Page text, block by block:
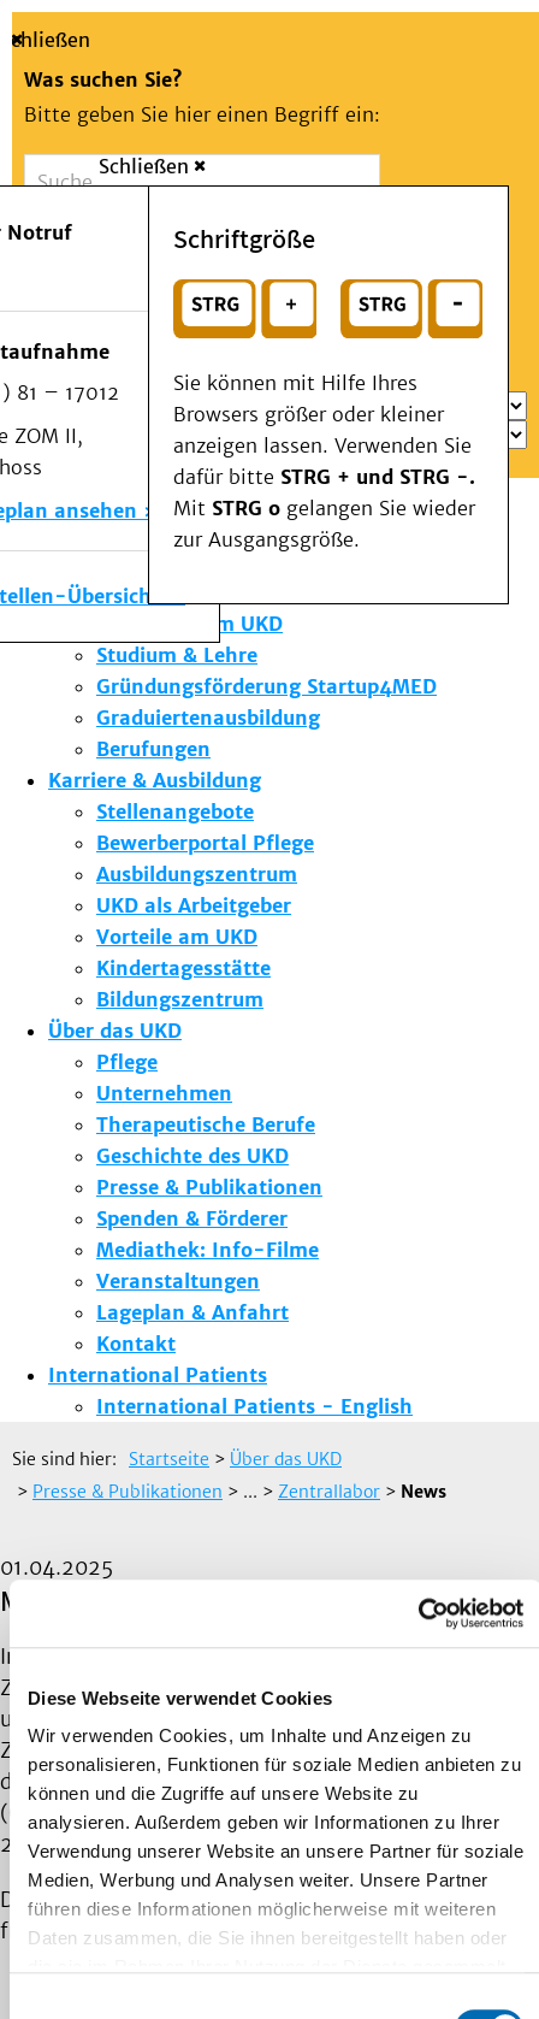
Diese Webseite verwendet Cookies
Wir verwenden Cookies, um Inhalte und Anzeigen zu
personalisieren, Funktionen für soziale Medien anbieten zu
können und die Zugriffe auf unsere Website zu
analysieren. Außerdem geben wir Informationen zu Ihrer
Verwendung unserer Website an unsere Partner für soziale
Medien, Werbung und Analysen weiter. Unsere Partner
führen diese Informationen möglicherweise mit weiteren
Daten zusammen, die Sie ihnen bereitgestellt haben oder
Suche
Schließen
Was suchen Sie?
Bitte geben Sie hier einen Begriff ein:
Suchen
oder
Wählen Sie ein Thema für Ihren Schnelleinstieg
Notfall
Schließen
Notruf
81 – 17012
ZOM II,
ansehen
Übersicht
Schriftgröße
Sie können mit Hilfe Ihres
Browsers größer oder kleiner
anzeigen lassen. Verwenden Sie
dafür bitte STRG + und STRG -.
Mit STRG o gelangen Sie wieder
zur Ausgangsgröße.
Menü
Patienten & Besucher
Kliniken/Institute/Zentren
Als Patient am UKD
Beratung und Unterstützung
Veranstaltungen
Kommunikation im Medizinwesen (KIM)
Notfall
Forschung & Lehre
Die Institute des UKD
Forschung am UKD
Studium & Lehre
Gründungsförderung Startup4MED
Graduiertenausbildung
Berufungen
Karriere & Ausbildung
Stellenangebote
Bewerberportal Pflege
Ausbildungszentrum
UKD als Arbeitgeber
Vorteile am UKD
Kindertagesstätte
Bildungszentrum
Über das UKD
Pflege
Unternehmen
Therapeutische Berufe
Geschichte des UKD
Presse & Publikationen
Spenden & Förderer
Mediathek: Info-Filme
Veranstaltungen
Lageplan & Anfahrt
Kontakt
International Patients
International Patients - English
Sie sind hier: Startseite > Über das UKD
> Presse & Publikationen > ... > Zentrallabor > News
01.04.2025
Marktdialog Zentrallabor
Im Rahmen der Veranstaltung “Marktdialog
Zentrallabor” waren zahlreiche Interessierte vor Ort,
um sich über das Leuchtturmprojekt “Neubau
Zentrallabor” zu informieren. Nächster Schritt ist nun
die Veröffentlichung des Ausschreibungspaketes 1
(Objektplanung/Laborplanung) am Dienstag, 08. April
2025, über e-vergabe.de
Die Bauherrenvertretung im Dezernat Bau & Technik
freut sich über viele Bewerber.